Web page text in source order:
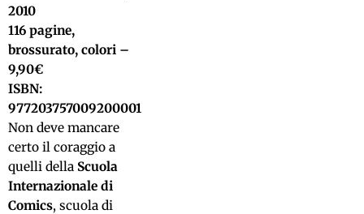
2010
116 pagine,
brossurato, colori –
9,90€
ISBN:
977203757009200001
Non deve mancare
certo il coraggio a
quelli della Scuola
Internazionale di
Comics, scuola di